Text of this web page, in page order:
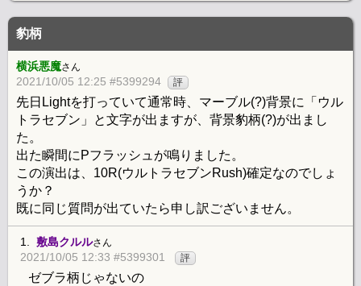
豹柄
横浜悪魔さん
2021/10/05 12:25 #5399294 評
先日Lightを打っていて通常時、マーブル(?)背景に「ウル
トラセブン」と文字が出ますが、背景豹柄(?)が出まし
た。
出た瞬間にPフラッシュが鳴りました。
この演出は、10R(ウルトラセブンRush)確定なのでしょ
うか？
既に同じ質問が出ていたら申し訳ございません。
1. 敷島クルルさん
2021/10/05 12:33 #5399301 評
ゼブラ柄じゃないの